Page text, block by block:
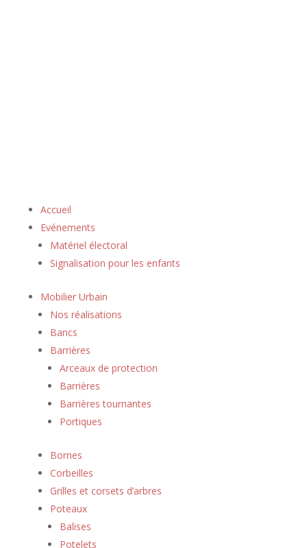
Accueil
Evénements
Matériel électoral
Signalisation pour les enfants
Mobilier Urbain
Nos réalisations
Bancs
Barrières
Arceaux de protection
Barrières
Barrières tournantes
Portiques
Bornes
Corbeilles
Grilles et corsets d’arbres
Poteaux
Balises
Potelets